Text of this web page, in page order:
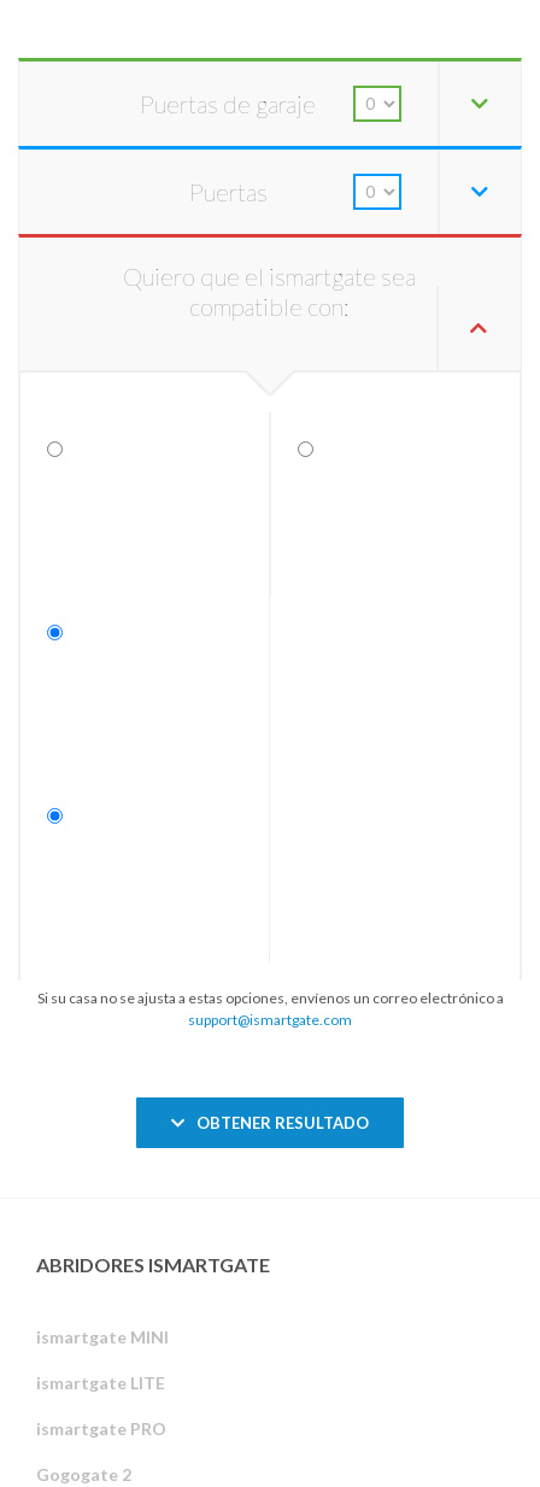
Puertas de garaje
Puertas
Quiero que el ismartgate sea
compatible con:
Si su casa no se ajusta a estas opciones, envíenos un correo electrónico a
support@ismartgate.com
OBTENER RESULTADO
ABRIDORES ISMARTGATE
ismartgate MINI
ismartgate LITE
ismartgate PRO
Gogogate 2